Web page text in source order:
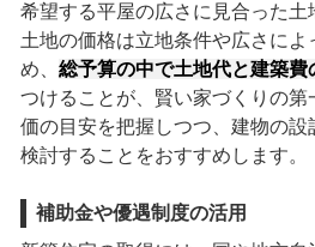
希望する平屋の広さに見合った土
土地の価格は立地条件や広さによ
め、 総予算の中で土地代と建築費
つけることが、賢い家づくりの
価の目安を把握しつつ、建物の設
検討することをおすすめします。
補助金や優遇制度の活用